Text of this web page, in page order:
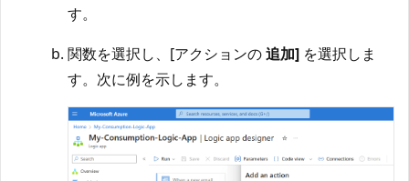
す。
関数を選択し、[アクションの追加] を選択しま
す。次に例を示します。